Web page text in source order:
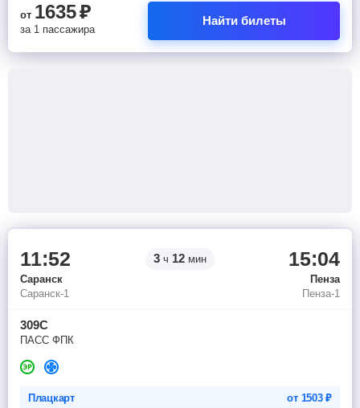
от 1635₽
за 1 пассажира
Найти билеты
11:52 3 ч 12 мин 15:04
Саранск
Пенза
Саранск-1
Пенза-1
309С
ПАСС ФПК
Плацкарт от 1503₽